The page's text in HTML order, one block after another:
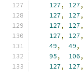
127, 127,
127, 127,
127, 127,
127, 127,
49, 49,
95, 106,
127, 127,